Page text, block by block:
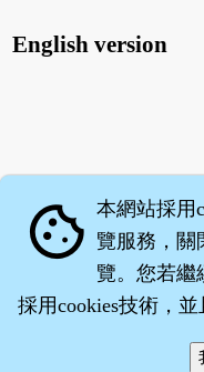
English version
‧
cookie 本網站採用
覽服務，關
覽。您若繼
採用cookies技術，